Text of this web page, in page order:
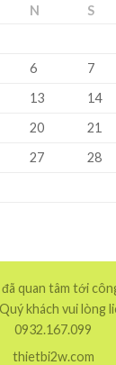
N S
6 7
13 14
20 21
27 28
quan tâm tới
khách vui lòng
0932.167.099
thietbi2w.com